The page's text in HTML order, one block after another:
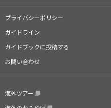
プライバシーポリシー
ガイドライン
ガイドブックに投稿する
お問い合わせ
海外ツアー